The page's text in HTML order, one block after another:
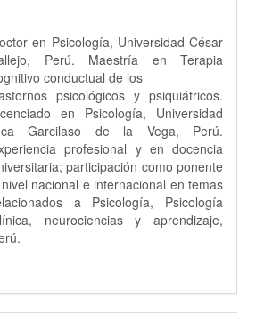
en Psicología, Universidad César
Perú. Maestría en Terapia
conductual de los
psicológicos y psiquiátricos.
en Psicología, Universidad
Garcilaso de la Vega, Perú.
profesional y en docencia
participación como ponente
nacional e internacional en temas
a Psicología, Psicología
neurociencias y aprendizaje,